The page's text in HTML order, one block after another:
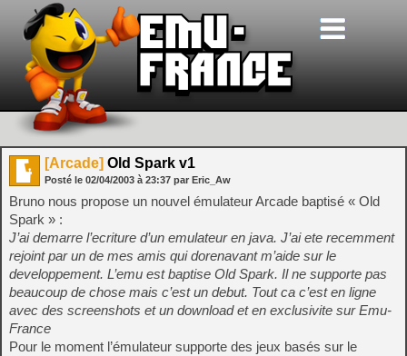
[Arcade] Old Spark v1
Posté le 02/04/2003 à 23:37 par Eric_Aw
Bruno nous propose un nouvel émulateur Arcade baptisé « Old
Spark » :
J’ai demarre l’ecriture d’un emulateur en java. J’ai ete recemment
rejoint par un de mes amis qui dorenavant m’aide sur le
developpement. L’emu est baptise Old Spark. Il ne supporte pas
beaucoup de chose mais c’est un debut. Tout ca c’est en ligne
avec des screenshots et un download et en exclusivite sur Emu-
France
Pour le moment l’émulateur supporte des jeux basés sur le